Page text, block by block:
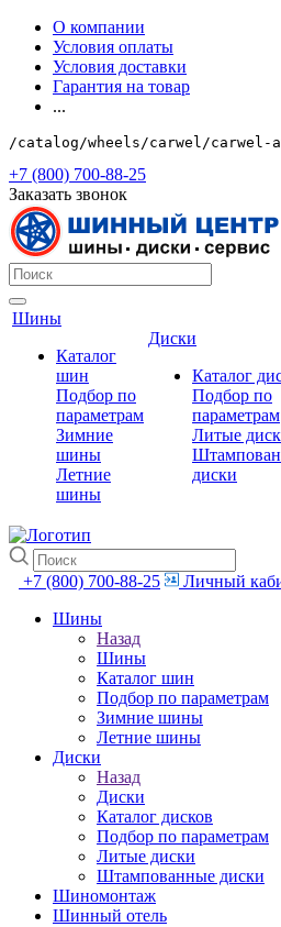
О компании
Условия оплаты
Условия доставки
Гарантия на товар
...
/catalog/wheels/carwel/carwel-
+7 (800) 700-88-25
Заказать звонок
Шины
Каталог
шин
Подбор по
параметрам
Зимние
шины
Летние
шины
Диски
Каталог
Подбор по
параметрам
Литые
диски
+7 (800) 700-88-25
Личный
Шины
Назад
Шины
Каталог шин
Подбор по параметрам
Зимние шины
Летние шины
Диски
Назад
Диски
Каталог дисков
Подбор по параметрам
Литые диски
Штампованные диски
Шиномонтаж
Шинный отель